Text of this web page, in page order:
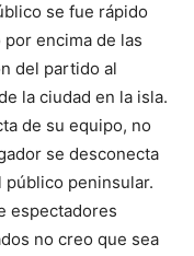
se fue rápido
encima de las
del partido al
la ciudad en la isla.
de su equipo, no
se desconecta
público peninsular.
espectadores
no creo que sea